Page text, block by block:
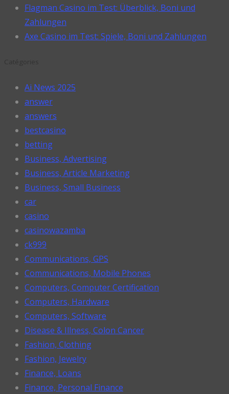
Flagman Casino im Test: Überblick, Boni und
Zahlungen
Axe Casino im Test: Spiele, Boni und Zahlungen
Ai News 2025
answer
answers
bestcasino
betting
Business, Advertising
Business, Article Marketing
Business, Small Business
car
casino
casinowazamba
ck999
Communications, GPS
Communications, Mobile Phones
Computers, Computer Certification
Computers, Hardware
Computers, Software
Disease & Illness, Colon Cancer
Fashion, Clothing
Fashion, Jewelry
Finance, Loans
Finance, Personal Finance